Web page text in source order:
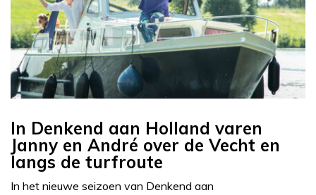
In Denkend aan Holland varen
Janny en André over de Vecht en
langs de turfroute
In het nieuwe seizoen van Denkend aan